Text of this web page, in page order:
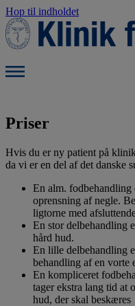
Hop til indholdet
Priser
Hvis du er ny patient på
da vi er en del af det danske
En alm.
oprensning af negle.
ligtorne med
En stor delbehandling
hård hud.
En lille delbehandling
behandling af en vorte
En kompliceret
tager ekstra lang tid at
hud, der skal beskæres